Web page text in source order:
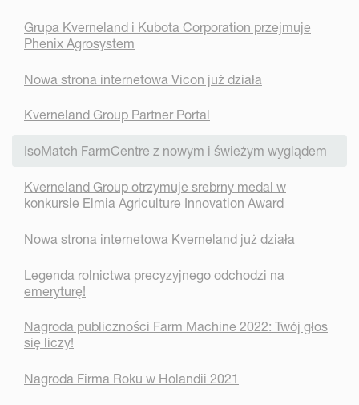
Grupa Kverneland i Kubota Corporation przejmuje
Phenix Agrosystem
Nowa strona internetowa Vicon już działa
Kverneland Group Partner Portal
IsoMatch FarmCentre z nowym i świeżym wyglądem
Kverneland Group otrzymuje srebrny medal w
konkursie Elmia Agriculture Innovation Award
Nowa strona internetowa Kverneland już działa
Legenda rolnictwa precyzyjnego odchodzi na
emeryturę!
Nagroda publiczności Farm Machine 2022: Twój głos
się liczy!
Nagroda Firma Roku w Holandii 2021